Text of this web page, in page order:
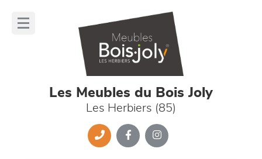
Les Meubles du Bois Joly
Les Herbiers (85)